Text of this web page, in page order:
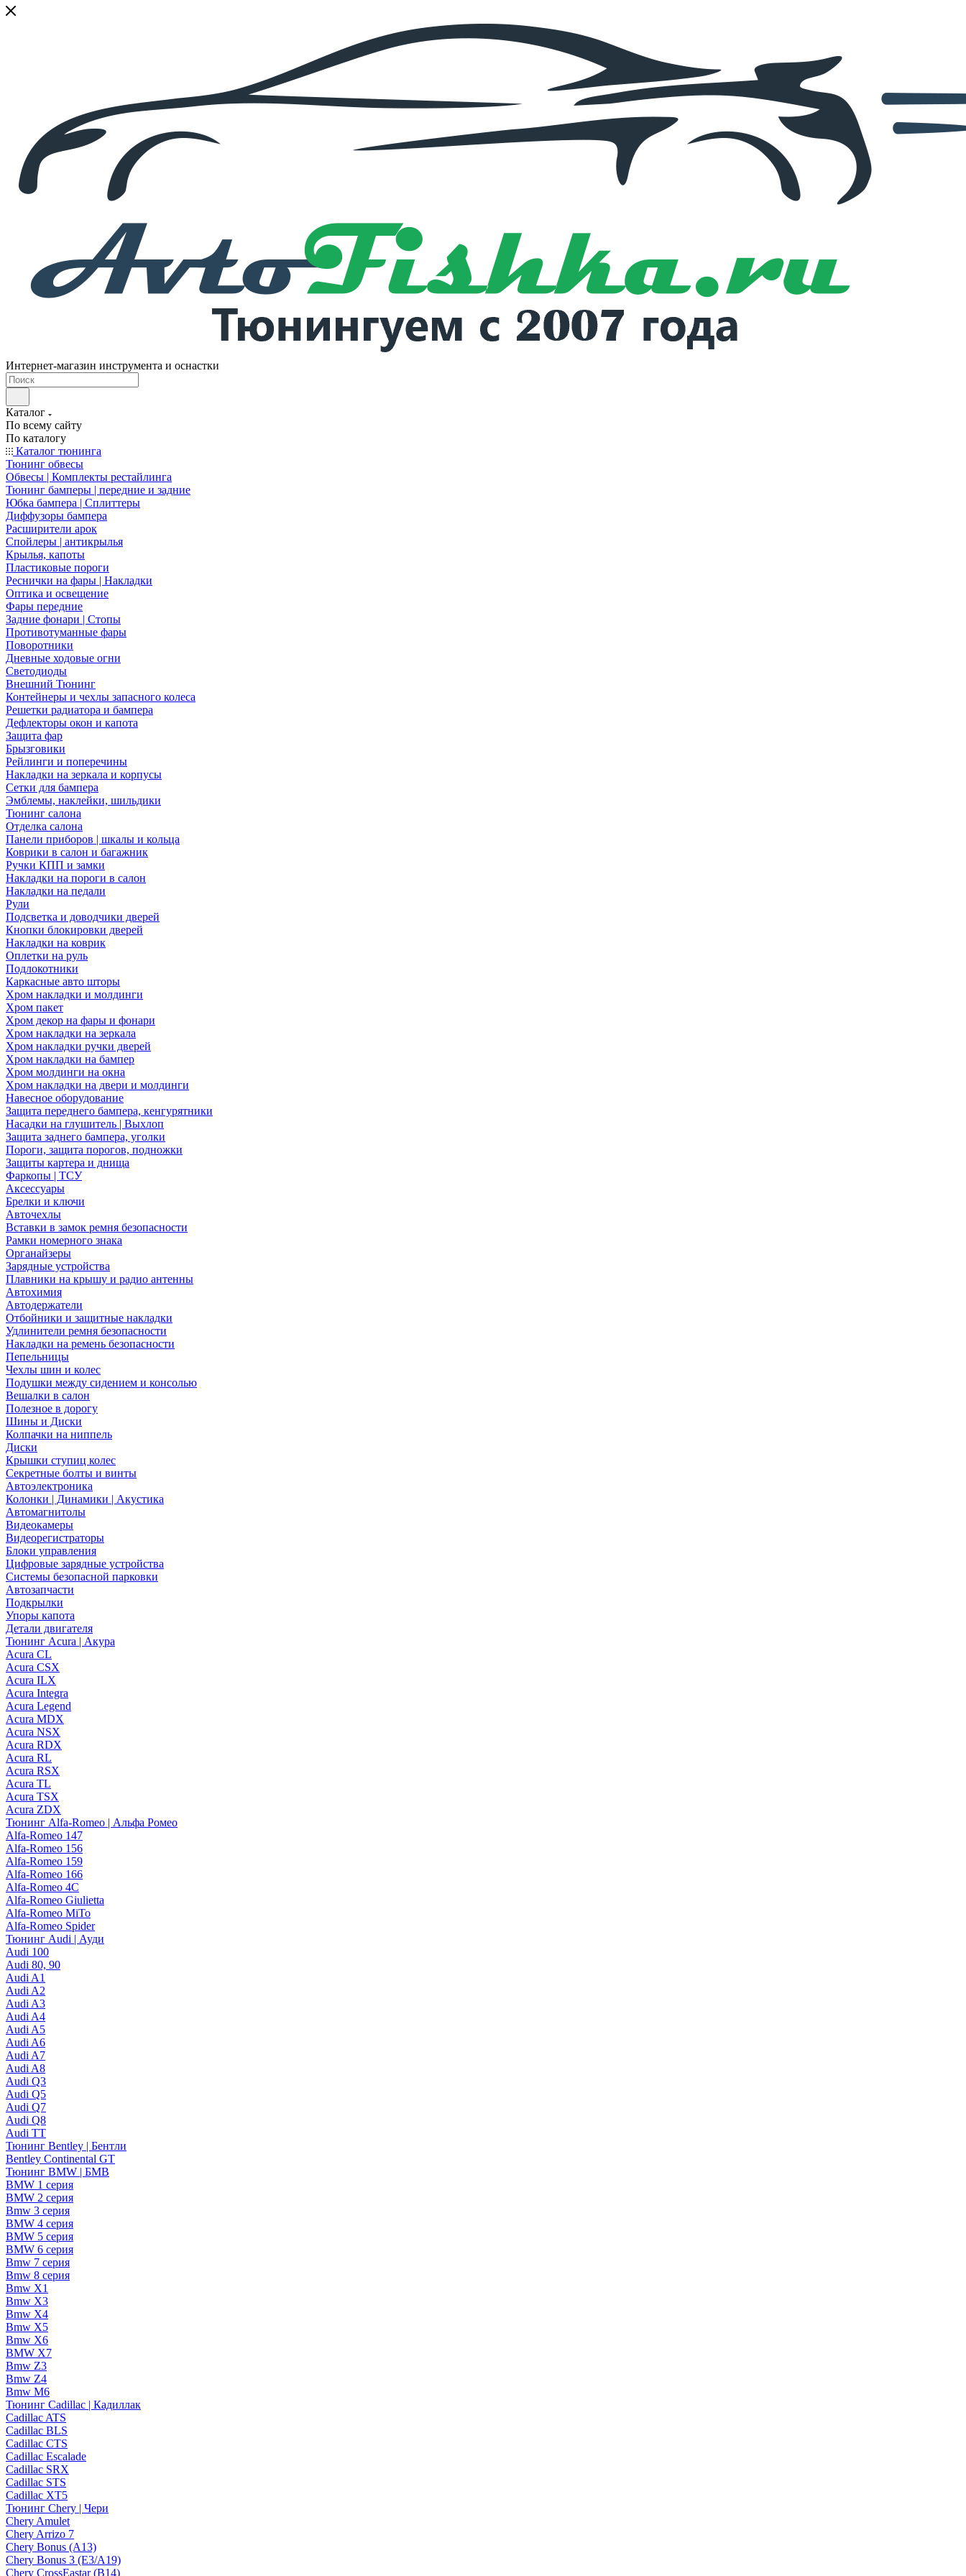
Интернет-магазин инструмента и оснастки
Каталог
По всему сайту
По каталогу
Каталог тюнинга
Тюнинг обвесы
Обвесы | Комплекты рестайлинга
Тюнинг бамперы | передние и задние
Юбка бампера | Сплиттеры
Диффузоры бампера
Расширители арок
Спойлеры | антикрылья
Крылья, капоты
Пластиковые пороги
Реснички на фары | Накладки
Оптика и освещение
Фары передние
Задние фонари | Стопы
Противотуманные фары
Поворотники
Дневные ходовые огни
Светодиоды
Внешний Тюнинг
Контейнеры и чехлы запасного колеса
Решетки радиатора и бампера
Дефлекторы окон и капота
Защита фар
Брызговики
Рейлинги и поперечины
Накладки на зеркала и корпусы
Сетки для бампера
Эмблемы, наклейки, шильдики
Тюнинг салона
Отделка салона
Панели приборов | шкалы и кольца
Коврики в салон и багажник
Ручки КПП и замки
Накладки на пороги в салон
Накладки на педали
Рули
Подсветка и доводчики дверей
Кнопки блокировки дверей
Накладки на коврик
Оплетки на руль
Подлокотники
Каркасные авто шторы
Хром накладки и молдинги
Хром пакет
Хром декор на фары и фонари
Хром накладки на зеркала
Хром накладки ручки дверей
Хром накладки на бампер
Хром молдинги на окна
Хром накладки на двери и молдинги
Навесное оборудование
Защита переднего бампера, кенгурятники
Насадки на глушитель | Выхлоп
Защита заднего бампера, уголки
Пороги, защита порогов, подножки
Защиты картера и днища
Фаркопы | ТСУ
Аксессуары
Брелки и ключи
Авточехлы
Вставки в замок ремня безопасности
Рамки номерного знака
Органайзеры
Зарядные устройства
Плавники на крышу и радио антенны
Автохимия
Автодержатели
Отбойники и защитные накладки
Удлинители ремня безопасности
Накладки на ремень безопасности
Пепельницы
Чехлы шин и колес
Подушки между сидением и консолью
Вешалки в салон
Полезное в дорогу
Шины и Диски
Колпачки на ниппель
Диски
Крышки ступиц колес
Секретные болты и винты
Автоэлектроника
Колонки | Динамики | Акустика
Автомагнитолы
Видеокамеры
Видеорегистраторы
Блоки управления
Цифровые зарядные устройства
Системы безопасной парковки
Автозапчасти
Подкрылки
Упоры капота
Детали двигателя
Тюнинг Acura | Акура
Acura CL
Acura CSX
Acura ILX
Acura Integra
Acura Legend
Acura MDX
Acura NSX
Acura RDX
Acura RL
Acura RSX
Acura TL
Acura TSX
Acura ZDX
Тюнинг Alfa-Romeo | Альфа Ромео
Alfa-Romeo 147
Alfa-Romeo 156
Alfa-Romeo 159
Alfa-Romeo 166
Alfa-Romeo 4C
Alfa-Romeo Giulietta
Alfa-Romeo MiTo
Alfa-Romeo Spider
Тюнинг Audi | Ауди
Audi 100
Audi 80, 90
Audi A1
Audi A2
Audi A3
Audi A4
Audi A5
Audi A6
Audi A7
Audi A8
Audi Q3
Audi Q5
Audi Q7
Audi Q8
Audi TT
Тюнинг Bentley | Бентли
Bentley Continental GT
Тюнинг BMW | БМВ
BMW 1 серия
BMW 2 серия
Bmw 3 серия
BMW 4 серия
BMW 5 серия
BMW 6 серия
Bmw 7 серия
Bmw 8 серия
Bmw X1
Bmw X3
Bmw X4
Bmw X5
Bmw X6
BMW X7
Bmw Z3
Bmw Z4
Bmw М6
Тюнинг Cadillac | Кадиллак
Cadillac ATS
Cadillac BLS
Cadillac CTS
Cadillac Escalade
Cadillac SRX
Cadillac STS
Cadillac XT5
Тюнинг Chery | Чери
Chery Amulet
Chery Arrizo 7
Chery Bonus (A13)
Chery Bonus 3 (E3/A19)
Chery CrossEastar (B14)